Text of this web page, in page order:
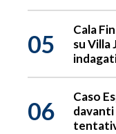
05
Cala
su
06
Caso
davanti